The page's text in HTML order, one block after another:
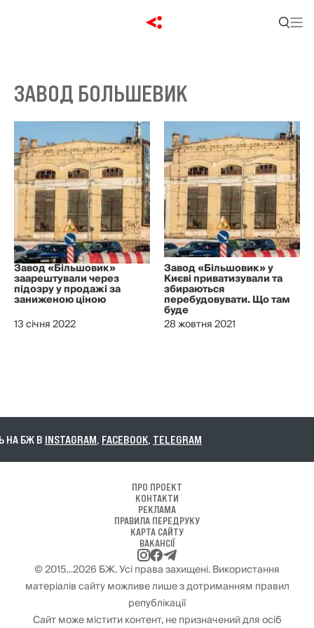
ЗАВОД БОЛЬШЕВИК
Завод «Більшовик»
заарештували через
підозру у продажі за
заниженою ціною
13 січня 2022
Завод «Більшовик» у
Києві приватизували та
збираються
перебудовувати. Що там
буде
28 жовтня 2021
БЖ ВINSTAGRAM,FACEBOOK,TELEGRAM
ПРО ПРОЕКТ
КОНТАКТИ
РЕКЛАМА
ПРАВИЛА ПЕРЕДРУКУ
КАРТА САЙТУ
ВАКАНСІЇ
© 2015…2026 БЖ. Усі права захищені. Використання
матеріалів сайту можливе лише з дотриманням правил
републікації
Сайт може містити контент, не призначений для осіб